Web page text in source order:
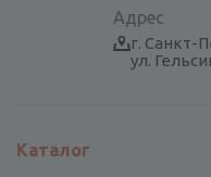
Адрес
г. Санкт-
ул.
Каталог